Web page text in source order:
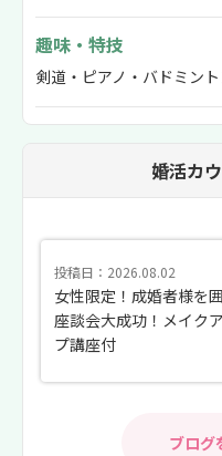
趣味・特技
剣道・ピアノ・バドミン
婚活カ
投稿日：2026.08.02
女性限定！成婚者様を
座談会大成功！メイク
プ講座付
ブログ